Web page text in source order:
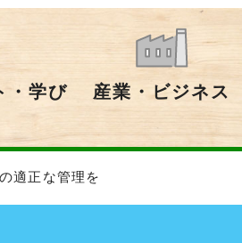
・学び 産業・ビジネス
適正な管理を